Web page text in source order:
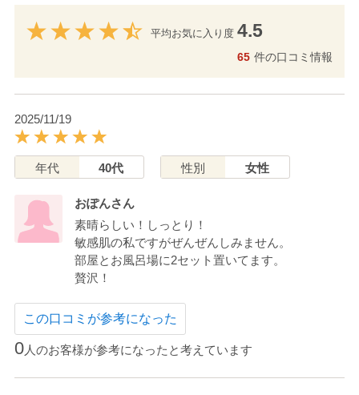
平均お気に入り度 4.5
65 件の口コミ情報
2025/11/19
年代 40代 性別 女性
おぽんさん
素晴らしい！しっとり！
敏感肌の私ですがぜんぜんしみません。
部屋とお風呂場に2セット置いてます。
贅沢！
この口コミが参考になった
0人のお客様が参考になったと考えています